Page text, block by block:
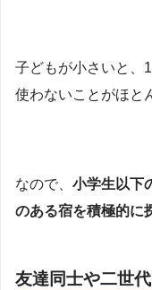
子どもが小さいと、
使わないことがほと
なので、 小学生以下
のある宿を積極的に
友達同士や二世